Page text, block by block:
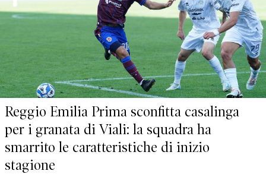
Reggio Emilia Prima sconfitta casalinga
per i granata di Viali: la squadra ha
smarrito le caratteristiche di inizio
stagione